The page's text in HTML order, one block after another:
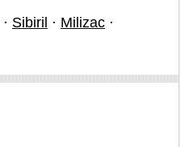
· Sibiril · Milizac ·